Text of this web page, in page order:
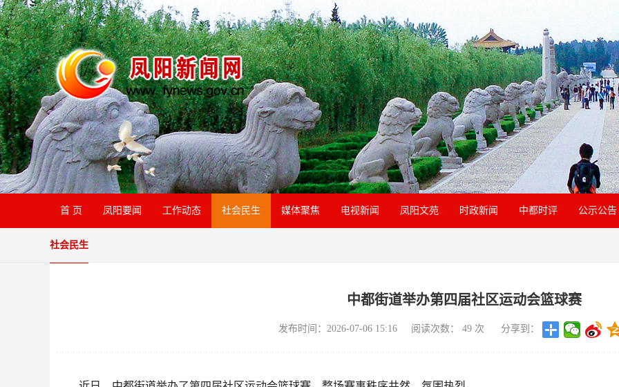
首 页 凤阳要闻 工作动态 社会民生 媒体聚焦 电视新闻 凤阳文苑 时政新闻 中都时评 公示公告
社会民生
中都街道举办第四届社区运动会篮球赛
发布时间：2026-07-06 15:16 阅读次数： 49 次 分享到：